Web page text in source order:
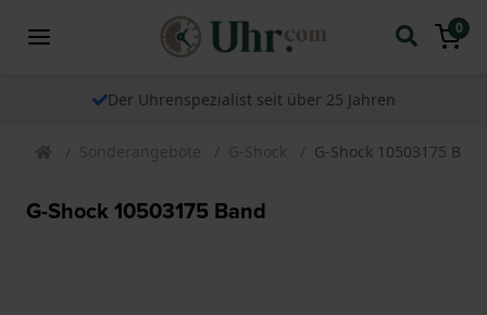
0
Der Uhrenspezialist seit über 25 Jahren
Sonderangebote G-Shock G-Shock 10503175
G-Shock 10503175 Band